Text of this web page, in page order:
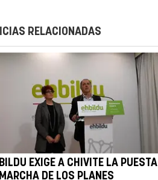
RELACIONADAS
EXIGE A CHIVITE LA PUESTA
DE LOS PLANES